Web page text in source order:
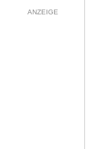
ANZEIGE